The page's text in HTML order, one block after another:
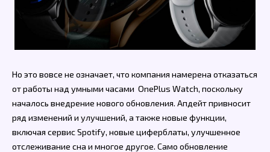
Но это вовсе не означает, что компания намерена отказаться
от работы над умными часами OnePlus Watch, поскольку
началось внедрение нового обновления. Апдейт привносит
ряд изменений и улучшений, а также новые функции,
включая сервис Spotify, новые циферблаты, улучшенное
отслеживание сна и многое другое. Само обновление